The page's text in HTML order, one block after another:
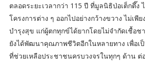
ตลอดระยะเวลากว่า 115 ปี ที่มูลนิธิป่อเต็กตึ๊ง
โครงการต่าง ๆ ออกไปอย่างกว้างขวาง ไม่เพี
บำรุงสุข แก่ผู้ตกทุกข์ได้ยากโดยไม่จำกัดเชื้อ
ยังได้พัฒนาคุณภาพชีวิตอีกในหลายทาง เพื่อเ
ที่ช่วยเหลือประชาชนครบวงจรในทุกๆ ด้าน